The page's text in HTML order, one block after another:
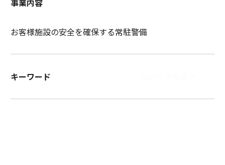
事業内容
お客様施設の安全を確保する常駐警備
キーワード